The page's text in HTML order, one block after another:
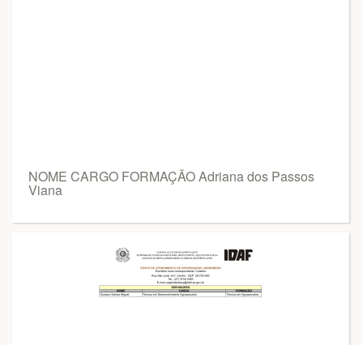
NOME CARGO FORMAÇÃO Adriana dos Passos
Viana